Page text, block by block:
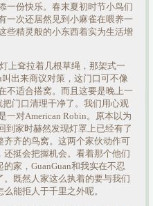
一份快乐。春末夏初时节小鸟们
一次还居然见到小麻雀在喂养一
些精灵般的小东西着实为生活增
上耷拉着几根草绳，那架式一
出来商议对策，这门口可不像
不适合搭窝。而且这要是晚上一
门口清理干净了。我们用心观
一对American Robin。原本以为
到家时赫然发现灯罩上已经有了
齐齐的鸟窝。这两个家伙动作可
还挺会把握机会。看着那个他们
的家，GuanGuan和我实在不忍
。既然人家这么执着的要与我们
能拒人于千里之外呢。